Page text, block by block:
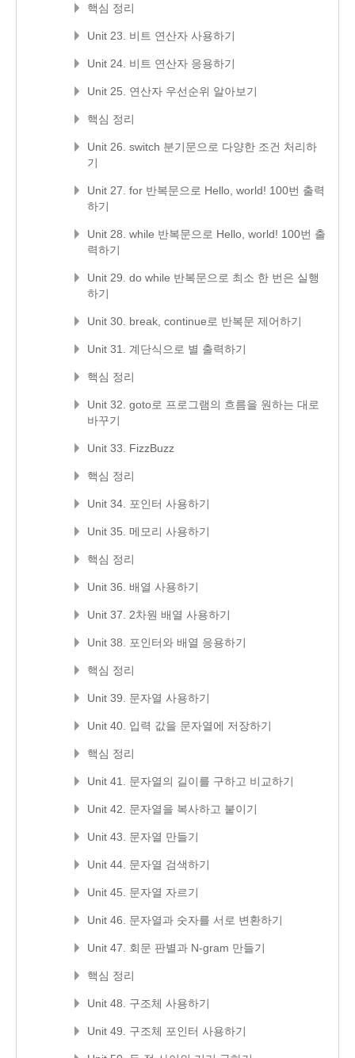
핵심 정리
Unit 23. 비트 연산자 사용하기
Unit 24. 비트 연산자 응용하기
Unit 25. 연산자 우선순위 알아보기
핵심 정리
Unit 26. switch 분기문으로 다양한 조건 처리하
기
Unit 27. for 반복문으로 Hello, world! 100번 출력
하기
Unit 28. while 반복문으로 Hello, world! 100번 출
력하기
Unit 29. do while 반복문으로 최소 한 번은 실행
하기
Unit 30. break, continue로 반복문 제어하기
Unit 31. 계단식으로 별 출력하기
핵심 정리
Unit 32. goto로 프로그램의 흐름을 원하는 대로
바꾸기
Unit 33. FizzBuzz
핵심 정리
Unit 34. 포인터 사용하기
Unit 35. 메모리 사용하기
핵심 정리
Unit 36. 배열 사용하기
Unit 37. 2차원 배열 사용하기
Unit 38. 포인터와 배열 응용하기
핵심 정리
Unit 39. 문자열 사용하기
Unit 40. 입력 값을 문자열에 저장하기
핵심 정리
Unit 41. 문자열의 길이를 구하고 비교하기
Unit 42. 문자열을 복사하고 붙이기
Unit 43. 문자열 만들기
Unit 44. 문자열 검색하기
Unit 45. 문자열 자르기
Unit 46. 문자열과 숫자를 서로 변환하기
Unit 47. 회문 판별과 N-gram 만들기
핵심 정리
Unit 48. 구조체 사용하기
Unit 49. 구조체 포인터 사용하기